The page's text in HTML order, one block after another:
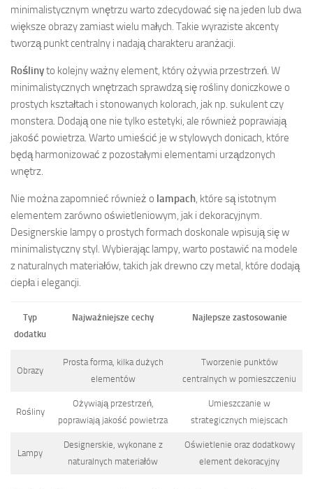
minimalistycznym wnętrzu warto zdecydować się na jeden lub dwa
większe obrazy zamiast wielu małych. Takie wyraziste akcenty
tworzą punkt centralny i nadają charakteru aranżacji.
Roślinyto kolejny ważny element, który ożywia przestrzeń. W
minimalistycznych wnętrzach sprawdzą się rośliny doniczkowe o
prostych kształtach i stonowanych kolorach, jak np. sukulent czy
monstera. Dodają one nie tylko estetyki, ale również poprawiają
jakość powietrza. Warto umieścić je w stylowych donicach, które
będą harmonizować z pozostałymi elementami urządzonych
wnętrz.
Nie można zapomnieć również o lampach , które są istotnym
elementem zarówno oświetleniowym, jak i dekoracyjnym.
Designerskie lampy o prostych formach doskonale wpisują się w
minimalistyczny styl. Wybierając lampy, warto postawić na modele
z naturalnych materiałów, takich jak drewno czy metal, które dodają
ciepła i elegancji.
Typ
dodatku
Najważniejsze cechy Najlepsze zastosowanie
Obrazy
Prosta forma, kilka dużych
elementów
Tworzenie punktów
centralnych w pomieszczeniu
Rośliny
Ożywiają przestrzeń,
poprawiają jakość powietrza
Umieszczanie w
strategicznych miejscach
Lampy
Designerskie, wykonane z
naturalnych materiałów
Oświetlenie oraz dodatkowy
element dekoracyjny